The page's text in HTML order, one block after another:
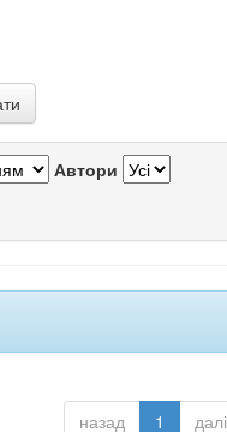
Автори
назад 1 далі